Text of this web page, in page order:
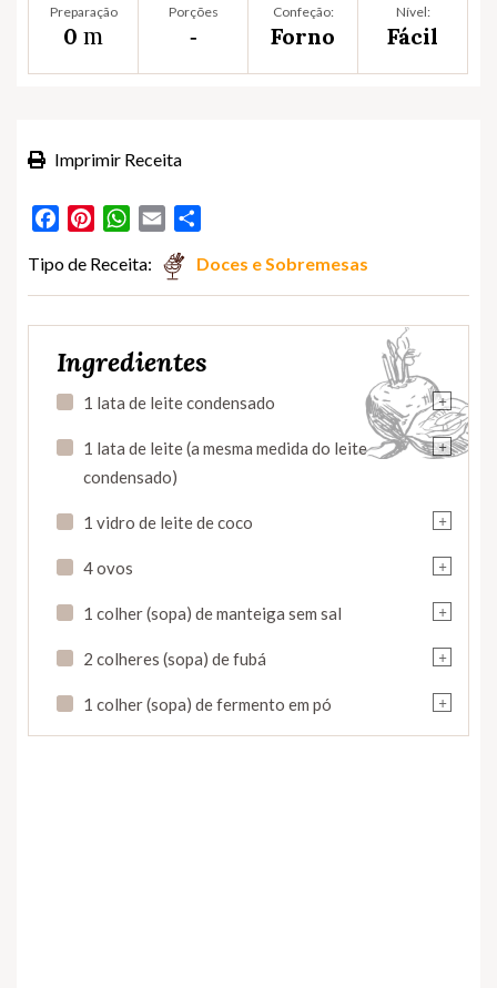
Preparação
0 m
Porções
‐
Confeção:
Forno
Nível:
Fácil
Imprimir Receita
FacebookPinterestWhatsApp
Email
Tipo de Receita: Doces e Sobremesas
Ingredientes
+
1 lata de leite condensado
+
1 lata de leite (a mesma medida do leite
condensado)
+
1 vidro de leite de coco
+
4 ovos
+
1 colher (sopa) de manteiga sem sal
+
2 colheres (sopa) de fubá
+
1 colher (sopa) de fermento em pó